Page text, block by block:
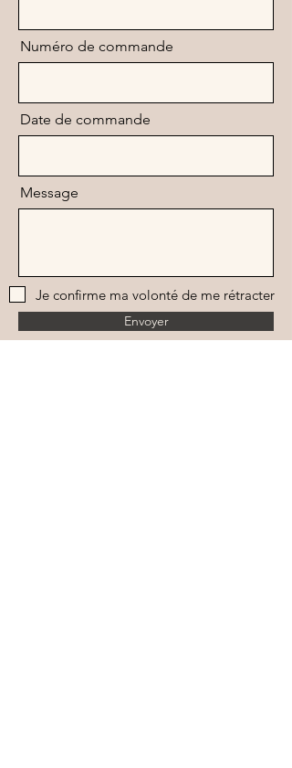
Numéro de commande
Date de commande
Message
Je confirme ma volonté de me rétracter
Envoyer